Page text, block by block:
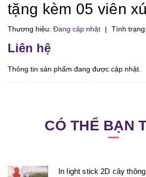
tặng kèm 05 viên
Thương hiệu: Đang cập nhật | Tình trạng:
Liên hệ
Thông tin sản phẩm đang được cập nhật.
CÓ THỂ BẠN
In light stick 2D cây